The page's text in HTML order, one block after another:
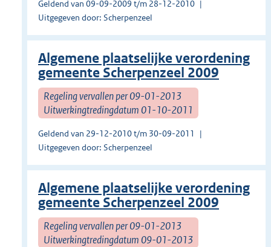
Geldend van 09-09-2009 t/m 28-12-2010
Uitgegeven door: Scherpenzeel
Algemene plaatselijke verordening
gemeente Scherpenzeel 2009
Regeling vervallen per 09-01-2013
Uitwerkingtredingdatum 01-10-2011
Geldend van 29-12-2010 t/m 30-09-2011
Uitgegeven door: Scherpenzeel
Algemene plaatselijke verordening
gemeente Scherpenzeel 2009
Regeling vervallen per 09-01-2013
Uitwerkingtredingdatum 09-01-2013